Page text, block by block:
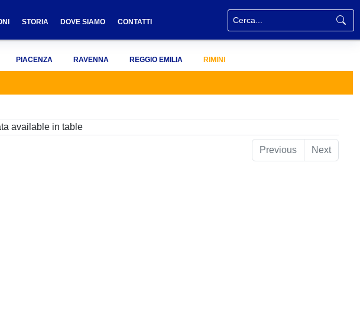
STORIA DOVE SIAMO CONTATTI
PIACENZA RAVENNA REGGIO EMILIA RIMINI
available in table
Previous Next